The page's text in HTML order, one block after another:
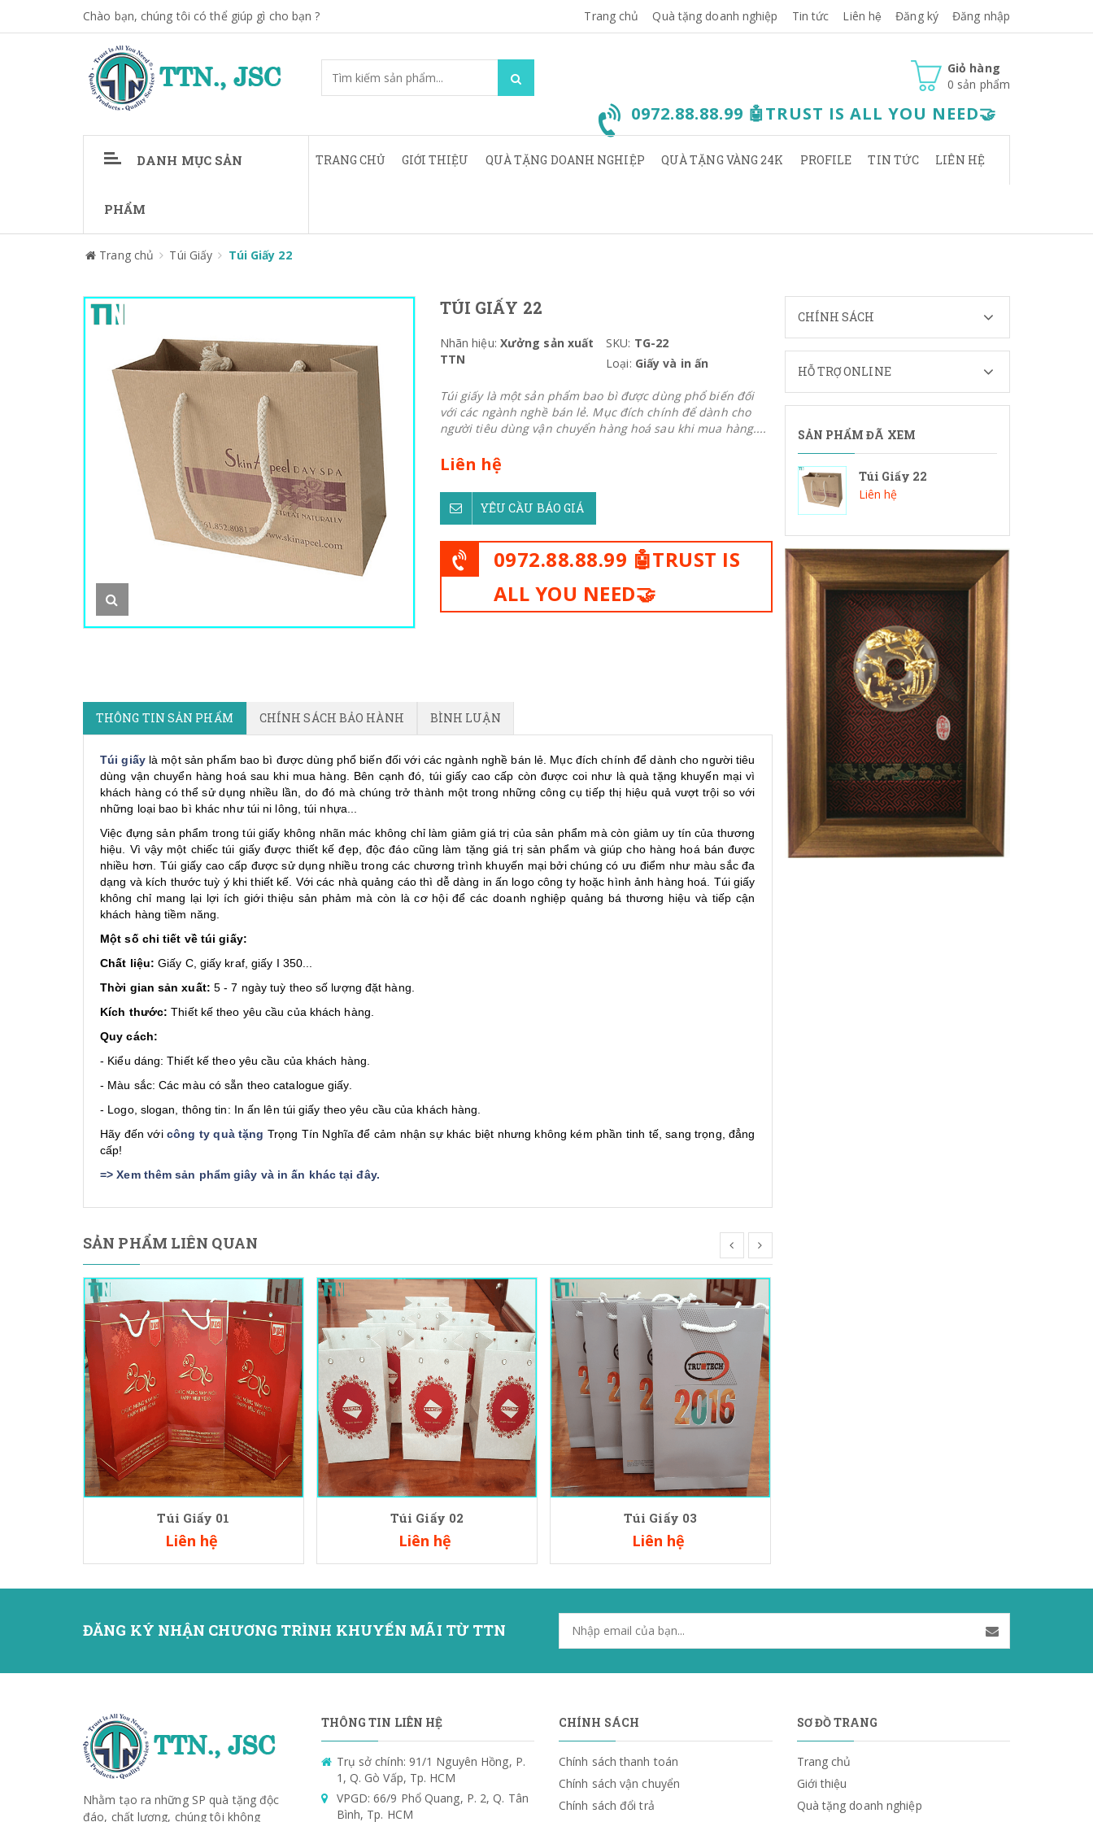
Chào bạn, chúng tôi có thể giúp gì cho bạn ? Trang chủ Quà tặng doanh nghiệp Tin tức Liên hệ Đăng ký Đăng nhập
Giỏ hàng
0 sản phẩm
0972.88.88.99 🤖TRUST IS ALL YOU NEED🤝
DANH MỤC SẢN
PHẨM
TRANG CHỦ GIỚI THIỆU QUÀ TẶNG DOANH NGHIỆP QUÀ TẶNG VÀNG 24K PROFILE TIN TỨC LIÊN HỆ
Trang chủ Túi Giấy Túi Giấy 22
TÚI GIẤY 22
Nhãn hiệu: Xưởng sản xuất
TTN
SKU: TG-22
Loại: Giấy và in ấn
Túi giấy là một sản phẩm bao bì được dùng phổ biến đối
với các ngành nghề bán lẻ. Mục đích chính để dành cho
người tiêu dùng vận chuyển hàng hoá sau khi mua hàng....
Liên hệ
YÊU CẦU BÁO GIÁ
0972.88.88.99 🤖TRUST IS
ALL YOU NEED🤝
THÔNG TIN SẢN PHẨM CHÍNH SÁCH BẢO HÀNH BÌNH LUẬN
Túi giấylà một sản phẩm bao bì được dùng phổ biến đối với các ngành nghề bán lẻ. Mục đích chính để dành cho người tiêu
dùng vận chuyển hàng hoá sau khi mua hàng. Bên cạnh đó, túi giấy cao cấp còn được coi như là quà tặng khuyến mại vì
khách hàng có thể sử dụng nhiều lần, do đó mà chúng trở thành một trong những công cụ tiếp thị hiệu quả vượt trội so với
những loại bao bì khác như túi ni lông, túi nhựa...
Việc đựng sản phẩm trong túi giấy không nhãn mác không chỉ làm giảm giá trị của sản phẩm mà còn giảm uy tín của thương
hiệu. Vì vậy một chiếc túi giấy được thiết kế đẹp, độc đáo cũng làm tặng giá trị sản phẩm và giúp cho hàng hoá bán được
nhiều hơn. Túi giấy cao cấp được sử dụng nhiều trong các chương trình khuyến mại bởi chúng có ưu điểm như màu sắc đa
dạng và kích thước tuỳ ý khi thiết kế. Với các nhà quảng cáo thì dễ dàng in ấn logo công ty hoặc hình ảnh hàng hoá. Túi giấy
không chỉ mang lại lợi ích giới thiệu sản phảm mà còn là cơ hội để các doanh nghiệp quảng bá thương hiệu và tiếp cận
khách hàng tiềm năng.
Một số chi tiết về túi giấy:
Chất liệu: Giấy C, giấy kraf, giấy I 350...
Thời gian sản xuất: 5 - 7 ngày tuỳ theo số lượng đặt hàng.
Kích thước: Thiết kế theo yêu cầu của khách hàng.
Quy cách:
- Kiểu dáng: Thiết kế theo yêu cầu của khách hàng.
- Màu sắc: Các màu có sẵn theo catalogue giấy.
- Logo, slogan, thông tin: In ấn lên túi giấy theo yêu cầu của khách hàng.
Hãy đến vớicông ty quà tặng Trọng Tín Nghĩa để cảm nhận sự khác biệt nhưng không kém phần tinh tế, sang trọng, đẳng
cấp!
=>Xem thêm sản phẩm giây và in ấn khác tại đây.
SẢN PHẨM LIÊN QUAN
Túi Giấy 01
Liên hệ
Túi Giấy 02
Liên hệ
Túi Giấy 03
Liên hệ
CHÍNH SÁCH
HỖ TRỢ ONLINE
SẢN PHẨM ĐÃ XEM
Túi Giấy 22
Liên hệ
ĐĂNG KÝ NHẬN CHƯƠNG TRÌNH KHUYẾN MÃI TỪ TTN
Nhằm tạo ra những SP quà tặng độc
đáo, chất lượng, chúng tôi không
THÔNG TIN LIÊN HỆ
Trụ sở chính: 91/1 Nguyên Hồng, P.
1, Q. Gò Vấp, Tp. HCM
VPGD: 66/9 Phổ Quang, P. 2, Q. Tân
Bình, Tp. HCM
CHÍNH SÁCH
Chính sách thanh toán
Chính sách vận chuyển
Chính sách đổi trả
SƠ ĐỒ TRANG
Trang chủ
Giới thiệu
Quà tặng doanh nghiệp